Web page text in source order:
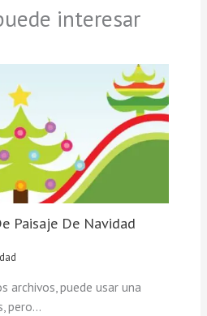
interesar
Paisaje De Navidad
archivos, puede usar una
pero…